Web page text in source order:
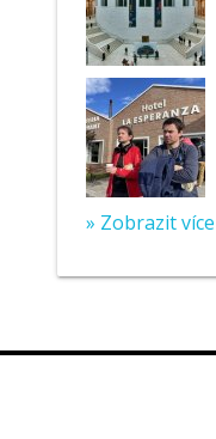
» Zobrazit více